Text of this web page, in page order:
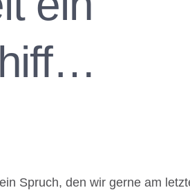
Spruch, den wir gerne am